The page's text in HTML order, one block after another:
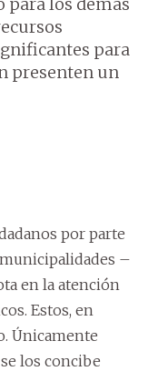
para
presenten un
por parte
–
en la atención
Estos, en
Únicamente
los concibe